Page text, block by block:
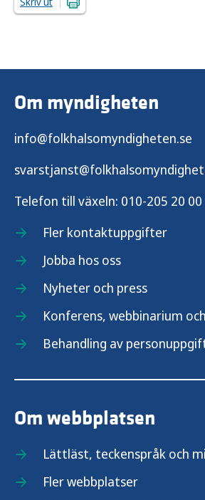
Om myndigheten
info@folkhalsomyndigheten.se
Telefon till växeln: 010-205 20 00
Fler kontaktuppgifter
Jobba hos oss
Nyheter och press
Konferens, webbinarium
Behandling av
Om webbplatsen
Lättläst, teckenspråk och
Fler webbplatser